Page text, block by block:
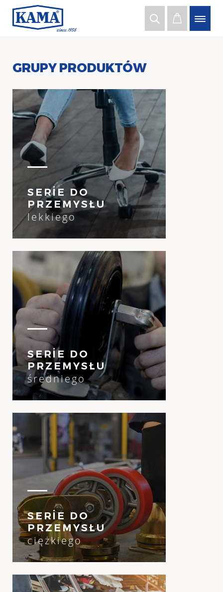
GRUPY PRODUKTÓW
SERİE DO
PRZEMYSŁU
lekkiego
SERİE DO
PRZEMYSŁU
średniego
SERİE DO
PRZEMYSŁU
ciężkiego